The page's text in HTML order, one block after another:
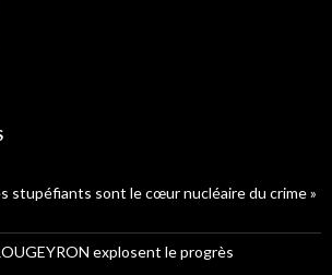
stupéfiants sont le cœur nucléaire du crime »
explosent le progrès